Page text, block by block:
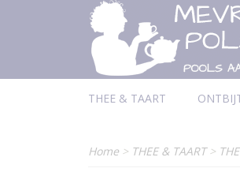
THEE & TAART
Home > THEE & TAART>